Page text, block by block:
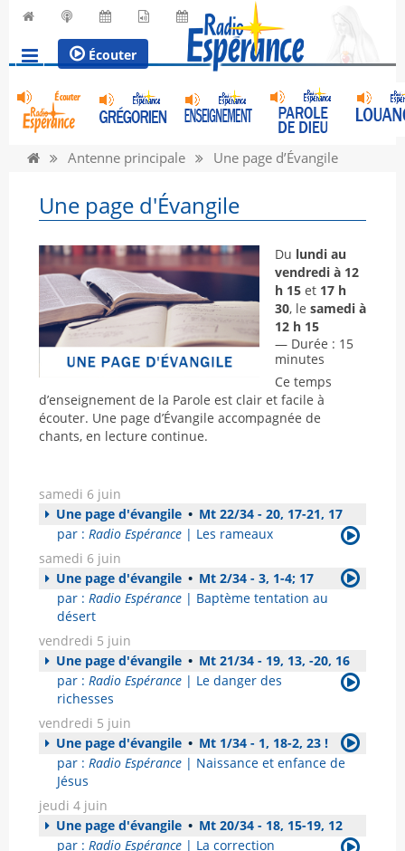
Écouter
Antenne principale Une page d’Évangile
Une page d'Évangile
Du lundi au
vendredi à 12
h 15 et 17 h
30, le samedi à
12 h 15
— Durée : 15
minutes
Ce temps
d’enseignement de la Parole est clair et facile à
écouter. Une page d’Évangile accompagnée de
chants, en lecture continue.
samedi 6 juin
Une page d'évangile • Mt 22/34 - 20, 17-21, 17
par : Radio Espérance | Les rameaux
samedi 6 juin
Une page d'évangile • Mt 2/34 - 3, 1-4; 17
par : Radio Espérance | Baptème tentation au
désert
vendredi 5 juin
Une page d'évangile • Mt 21/34 - 19, 13, -20, 16
par : Radio Espérance | Le danger des
richesses
vendredi 5 juin
Une page d'évangile • Mt 1/34 - 1, 18-2, 23 !
par : Radio Espérance | Naissance et enfance de
Jésus
jeudi 4 juin
Une page d'évangile • Mt 20/34 - 18, 15-19, 12
par : Radio Espérance | La correction